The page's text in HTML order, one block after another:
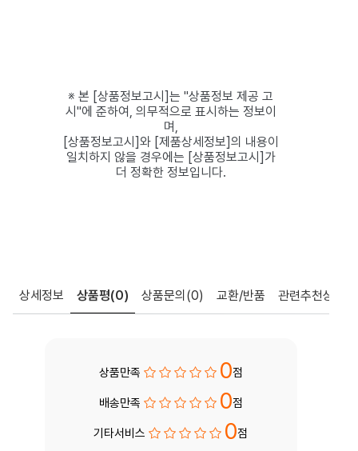
※ 본 [상품정보고시]는 "상품정보 제공 고
시"에 준하여, 의무적으로 표시하는 정보이
며,
[상품정보고시]와 [제품상세정보]의 내용이
일치하지 않을 경우에는 [상품정보고시]가
더 정확한 정보입니다.
상세정보 상품평(0) 상품문의 (0) 교환/반품 관련추천상품
상품만족 0점
배송만족 0점
기타서비스 0점